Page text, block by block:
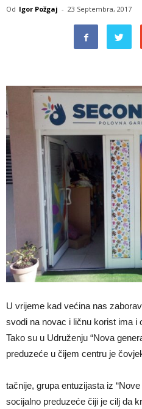
Od Igor Požgaj - 23 Septembra, 2017
U vrijeme kad većina nas
svodi na novac i ličnu korist ima i
Tako su u Udruženju “Nova
preduzeće u čijem centru je
tačnije, grupa entuzijasta iz
socijalno preduzeće čiji je cilj da